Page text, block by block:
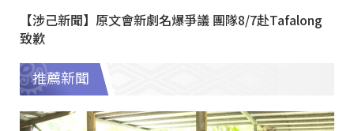
【涉己新聞】原文會新劇名爆爭議 團隊8/7赴Tafalong
致歉
推薦新聞